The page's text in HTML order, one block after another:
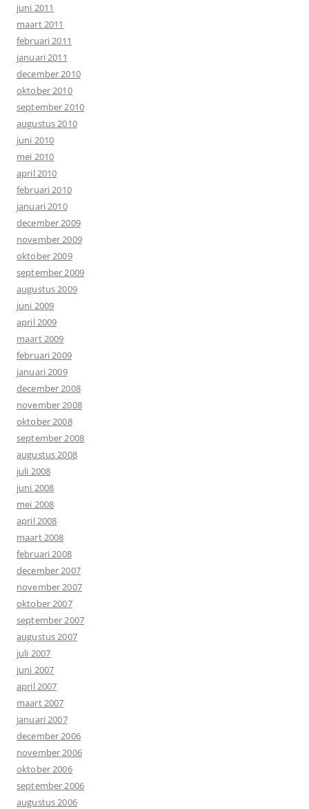
juni 2011
maart 2011
februari 2011
januari 2011
december 2010
oktober 2010
september 2010
augustus 2010
juni 2010
mei 2010
april 2010
februari 2010
januari 2010
december 2009
november 2009
oktober 2009
september 2009
augustus 2009
juni 2009
april 2009
maart 2009
februari 2009
januari 2009
december 2008
november 2008
oktober 2008
september 2008
augustus 2008
juli 2008
juni 2008
mei 2008
april 2008
maart 2008
februari 2008
december 2007
november 2007
oktober 2007
september 2007
augustus 2007
juli 2007
juni 2007
april 2007
maart 2007
januari 2007
december 2006
november 2006
oktober 2006
september 2006
augustus 2006